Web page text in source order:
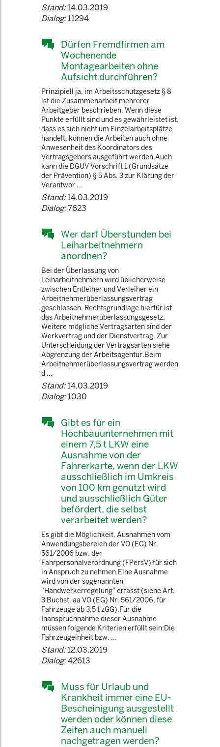
Stand:14.03.2019
Dialog:11294
Dürfen Fremdfirmen am
Wochenende
Montagearbeiten ohne
Aufsicht durchführen?
Prinzipiell ja, im Arbeitsschutzgesetz § 8
ist die Zusammenarbeit mehrerer
Arbeitgeber beschrieben. Wenn diese
Punkte erfüllt sind und es gewährleistet ist,
dass es sich nicht um Einzelarbeitsplätze
handelt, können die Arbeiten auch ohne
Anwesenheit des Koordinators des
Vertragsgebers ausgeführt werden.Auch
kann die DGUV Vorschrift 1 (Grundsätze
der Prävention) § 5 Abs. 3 zur Klärung der
Verantwor ...
Stand:14.03.2019
Dialog:7623
Wer darf Überstunden bei
Leiharbeitnehmern
anordnen?
Bei der Überlassung von
Leiharbeitnehmern wird üblicherweise
zwischen Entleiher und Verleiher ein
Arbeitnehmerüberlassungsvertrag
geschlossen. Rechtsgrundlage hierfür ist
das Arbeitnehmerüberlassungsgesetz.
Weitere mögliche Vertragsarten sind der
Werkvertrag und der Dienstvertrag. Zur
Unterscheidung der Vertragsarten siehe
Abgrenzung der Arbeitsagentur.Beim
Arbeitnehmerüberlassungsvertrag werden
d ...
Stand:14.03.2019
Dialog:1030
Gibt es für ein
Hochbauunternehmen mit
einem 7,5 t LKW eine
Ausnahme von der
Fahrerkarte, wenn der LKW
ausschließlich im Umkreis
von 100 km genutzt wird
und ausschließlich Güter
befördert, die selbst
verarbeitet werden?
Es gibt die Möglichkeit, Ausnahmen vom
Anwendungsbereich der VO (EG) Nr.
561/2006 bzw. der
Fahrpersonalverordnung (FPersV) für sich
in Anspruch zu nehmen.Eine Ausnahme
wird von der sogenannten
"Handwerkerregelung" erfasst (siehe Art.
3 Buchst. aa VO (EG) Nr. 561/2006, für
Fahrzeuge ab 3,5 t zGG).Für die
Inanspruchnahme dieser Ausnahme
müssen folgende Kriterien erfüllt sein:Die
Fahrzeugeinheit bzw. ...
Stand:12.03.2019
Dialog:42613
Muss für Urlaub und
Krankheit immer eine EU-
Bescheinigung ausgestellt
werden oder können diese
Zeiten auch manuell
nachgetragen werden?